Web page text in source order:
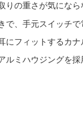
りの重さが気にな
で、手元スイッチ
にフィットするカ
ルミハウジングを採